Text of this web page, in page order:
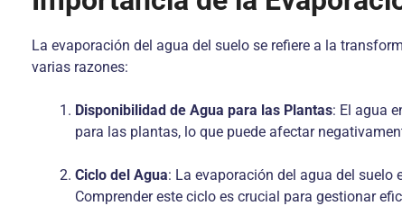
La evaporación del agua del suelo se refiere a la
varias razones:
Disponibilidad de Agua para las Plantas: El agua
para las plantas, lo que puede afectar
Ciclo del Agua: La evaporación del agua del
Comprender este ciclo es crucial para gestionar